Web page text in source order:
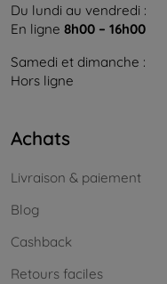
Du lundi au vendredi :
En ligne 8h00 – 16h00
Samedi et dimanche :
Hors ligne
Achats
Livraison & paiement
Blog
Cashback
Retours faciles